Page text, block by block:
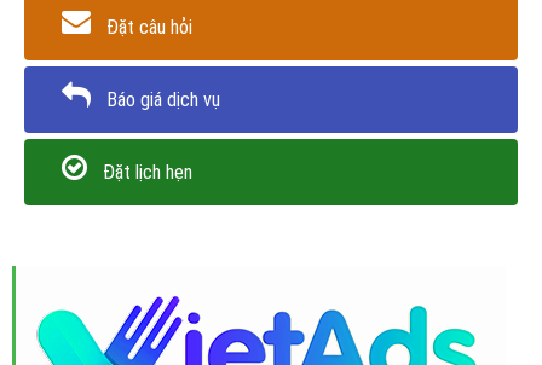
Đặt câu hỏi
Báo giá dịch vụ
Đặt lịch hẹn